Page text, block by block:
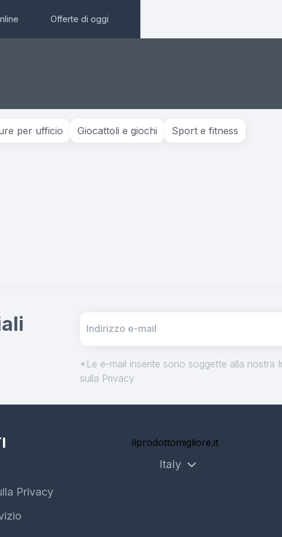
Offerte di oggi
per ufficio Giocattoli e giochi Sport e fitness
*Le e-mail inserite sono soggette alla nostra
sulla Privacy
Privacy
ilprodottomigliore.it
Italy